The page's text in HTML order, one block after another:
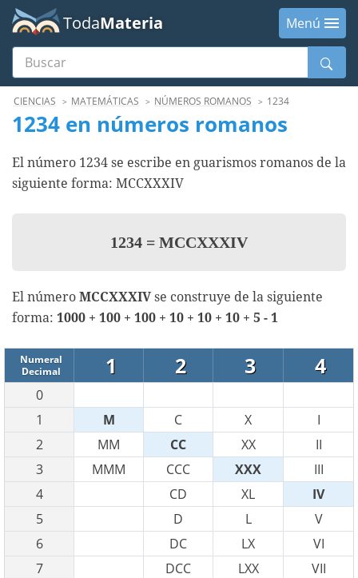
TodaMateria
Menú
Buscar
MenúCIENCIAS MATEMÁTICAS NÚMEROS ROMANOS 1234
1234 en números romanos
El número 1234 se escribe en guarismos romanos de la
siguiente forma: MCCXXXIV
1234 = MCCXXXIV
El número MCCXXXIVse construye de la siguiente
forma: 1000 + 100 + 100 + 10 + 10 + 10 + 5 - 1
Numeral
Decimal
1 2 3 4
0
1
M C X
I
2
MM CC XX
II
3
MMM CCC XXX
III
4
CD XL
IV
5
D L
V
6
DC LX
VI
7
DCC LXX
VII